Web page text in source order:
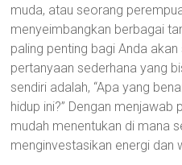
muda, atau seorang
menyeimbangkan berbagai
paling penting bagi Anda
pertanyaan sederhana yang
sendiri adalah, “Apa yang
hidup ini?” Dengan menjawab
mudah menentukan di mana
menginvestasikan energi dan